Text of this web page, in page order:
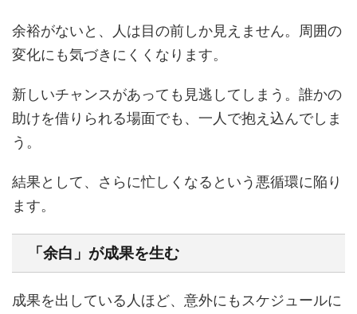
余裕がないと、人は目の前しか見えません。周囲の
変化にも気づきにくくなります。
新しいチャンスがあっても見逃してしまう。誰かの
助けを借りられる場面でも、一人で抱え込んでしま
う。
結果として、さらに忙しくなるという悪循環に陥り
ます。
「余白」が成果を生む
成果を出している人ほど、意外にもスケジュールに